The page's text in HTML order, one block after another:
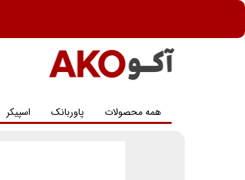
همه محصولات پاوربانک اسپیکر